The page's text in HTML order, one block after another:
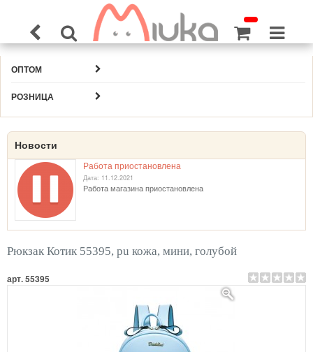
ОПТОМ
РОЗНИЦА
Новости
Работа приостановлена
Дата: 11.12.2021
Работа магазина приостановлена
Рюкзак Котик 55395, pu кожа, мини, голубой
арт. 55395